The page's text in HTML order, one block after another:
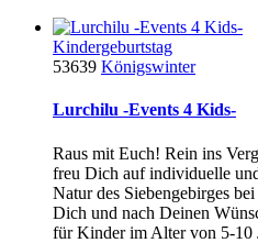
Kindergeburtstag
53639 Königswinter
Lurchilu -Events 4 Kids-
Raus mit Euch! Rein ins
freu Dich auf individuelle
Natur des Siebengebirges
Dich und nach Deinen
für Kinder im Alter von 5-10